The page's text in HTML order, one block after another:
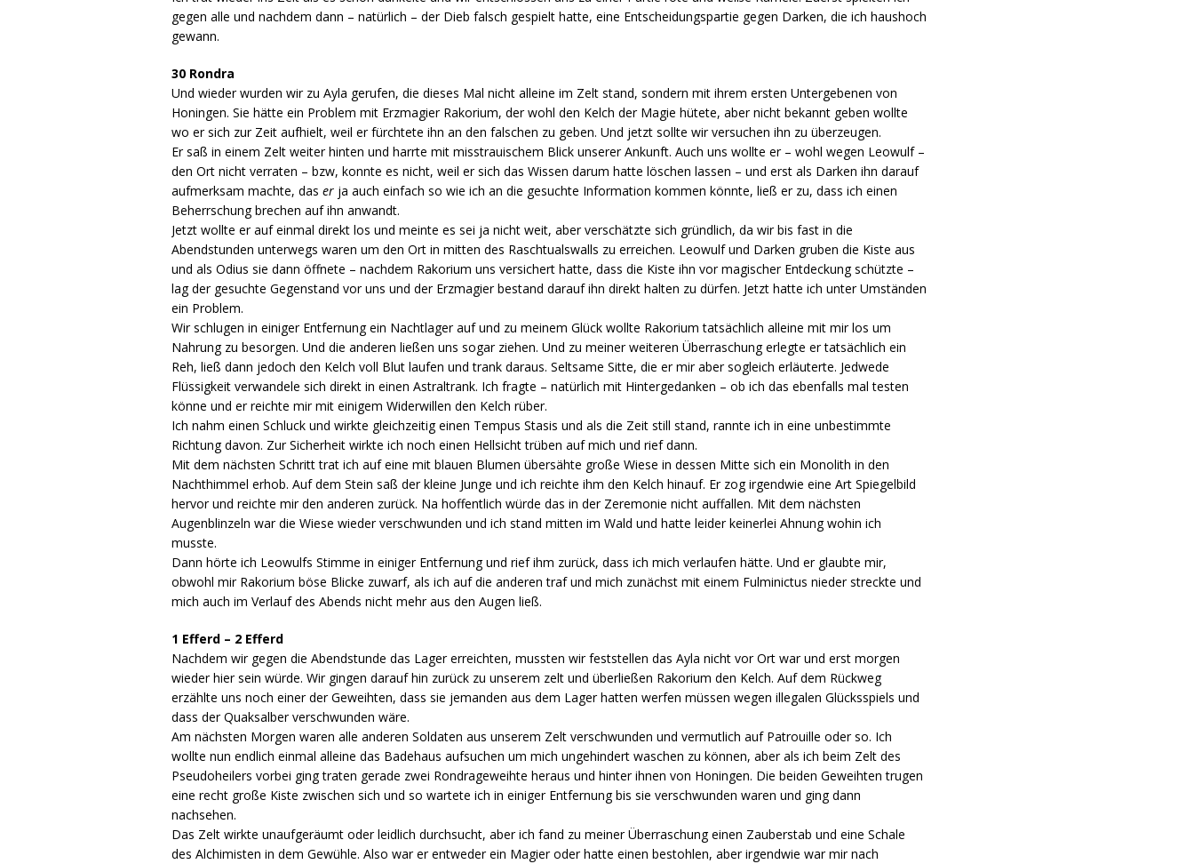
gegen alle und nachdem dann – natürlich – der Dieb falsch gespielt hatte, eine Entscheidungspartie gegen Darken, die ich haushoch
gewann.
30 Rondra
Und wieder wurden wir zu Ayla gerufen, die dieses Mal nicht alleine im Zelt stand, sondern mit ihrem ersten Untergebenen von
Honingen. Sie hätte ein Problem mit Erzmagier Rakorium, der wohl den Kelch der Magie hütete, aber nicht bekannt geben wollte
wo er sich zur Zeit aufhielt, weil er fürchtete ihn an den falschen zu geben. Und jetzt sollte wir versuchen ihn zu überzeugen.
Er saß in einem Zelt weiter hinten und harrte mit misstrauischem Blick unserer Ankunft. Auch uns wollte er – wohl wegen Leowulf –
den Ort nicht verraten – bzw, konnte es nicht, weil er sich das Wissen darum hatte löschen lassen – und erst als Darken ihn darauf
aufmerksam machte, daser ja auch einfach so wie ich an die gesuchte Information kommen könnte, ließ er zu, dass ich einen
Beherrschung brechen auf ihn anwandt.
Jetzt wollte er auf einmal direkt los und meinte es sei ja nicht weit, aber verschätzte sich gründlich, da wir bis fast in die
Abendstunden unterwegs waren um den Ort in mitten des Raschtualswalls zu erreichen. Leowulf und Darken gruben die Kiste aus
und als Odius sie dann öffnete – nachdem Rakorium uns versichert hatte, dass die Kiste ihn vor magischer Entdeckung schützte –
lag der gesuchte Gegenstand vor uns und der Erzmagier bestand darauf ihn direkt halten zu dürfen. Jetzt hatte ich unter Umständen
ein Problem.
Wir schlugen in einiger Entfernung ein Nachtlager auf und zu meinem Glück wollte Rakorium tatsächlich alleine mit mir los um
Nahrung zu besorgen. Und die anderen ließen uns sogar ziehen. Und zu meiner weiteren Überraschung erlegte er tatsächlich ein
Reh, ließ dann jedoch den Kelch voll Blut laufen und trank daraus. Seltsame Sitte, die er mir aber sogleich erläuterte. Jedwede
Flüssigkeit verwandele sich direkt in einen Astraltrank. Ich fragte – natürlich mit Hintergedanken – ob ich das ebenfalls mal testen
könne und er reichte mir mit einigem Widerwillen den Kelch rüber.
Ich nahm einen Schluck und wirkte gleichzeitig einen Tempus Stasis und als die Zeit still stand, rannte ich in eine unbestimmte
Richtung davon. Zur Sicherheit wirkte ich noch einen Hellsicht trüben auf mich und rief dann.
Mit dem nächsten Schritt trat ich auf eine mit blauen Blumen übersähte große Wiese in dessen Mitte sich ein Monolith in den
Nachthimmel erhob. Auf dem Stein saß der kleine Junge und ich reichte ihm den Kelch hinauf. Er zog irgendwie eine Art Spiegelbild
hervor und reichte mir den anderen zurück. Na hoffentlich würde das in der Zeremonie nicht auffallen. Mit dem nächsten
Augenblinzeln war die Wiese wieder verschwunden und ich stand mitten im Wald und hatte leider keinerlei Ahnung wohin ich
musste.
Dann hörte ich Leowulfs Stimme in einiger Entfernung und rief ihm zurück, dass ich mich verlaufen hätte. Und er glaubte mir,
obwohl mir Rakorium böse Blicke zuwarf, als ich auf die anderen traf und mich zunächst mit einem Fulminictus nieder streckte und
mich auch im Verlauf des Abends nicht mehr aus den Augen ließ.
1 Efferd – 2 Efferd
Nachdem wir gegen die Abendstunde das Lager erreichten, mussten wir feststellen das Ayla nicht vor Ort war und erst morgen
wieder hier sein würde. Wir gingen darauf hin zurück zu unserem zelt und überließen Rakorium den Kelch. Auf dem Rückweg
erzählte uns noch einer der Geweihten, dass sie jemanden aus dem Lager hatten werfen müssen wegen illegalen Glücksspiels und
dass der Quaksalber verschwunden wäre.
Am nächsten Morgen waren alle anderen Soldaten aus unserem Zelt verschwunden und vermutlich auf Patrouille oder so. Ich
wollte nun endlich einmal alleine das Badehaus aufsuchen um mich ungehindert waschen zu können, aber als ich beim Zelt des
Pseudoheilers vorbei ging traten gerade zwei Rondrageweihte heraus und hinter ihnen von Honingen. Die beiden Geweihten trugen
eine recht große Kiste zwischen sich und so wartete ich in einiger Entfernung bis sie verschwunden waren und ging dann
nachsehen.
Das Zelt wirkte unaufgeräumt oder leidlich durchsucht, aber ich fand zu meiner Überraschung einen Zauberstab und eine Schale
des Alchimisten in dem Gewühle. Also war er entweder ein Magier oder hatte einen bestohlen, aber irgendwie war mir nach